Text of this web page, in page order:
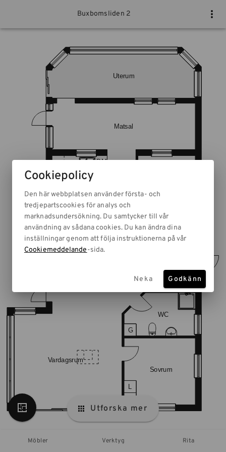
Buxbomsliden 2
Möbler Verktyg Rita
Utforska mer
Cookiepolicy
Den här webbplatsen använder första- och
tredjepartscookies för analys och
marknadsundersökning. Du samtycker till vår
användning av sådana cookies. Du kan ändra dina
inställningar genom att följa instruktionerna på vår
Cookiemeddelande-sida.
Neka Godkänn